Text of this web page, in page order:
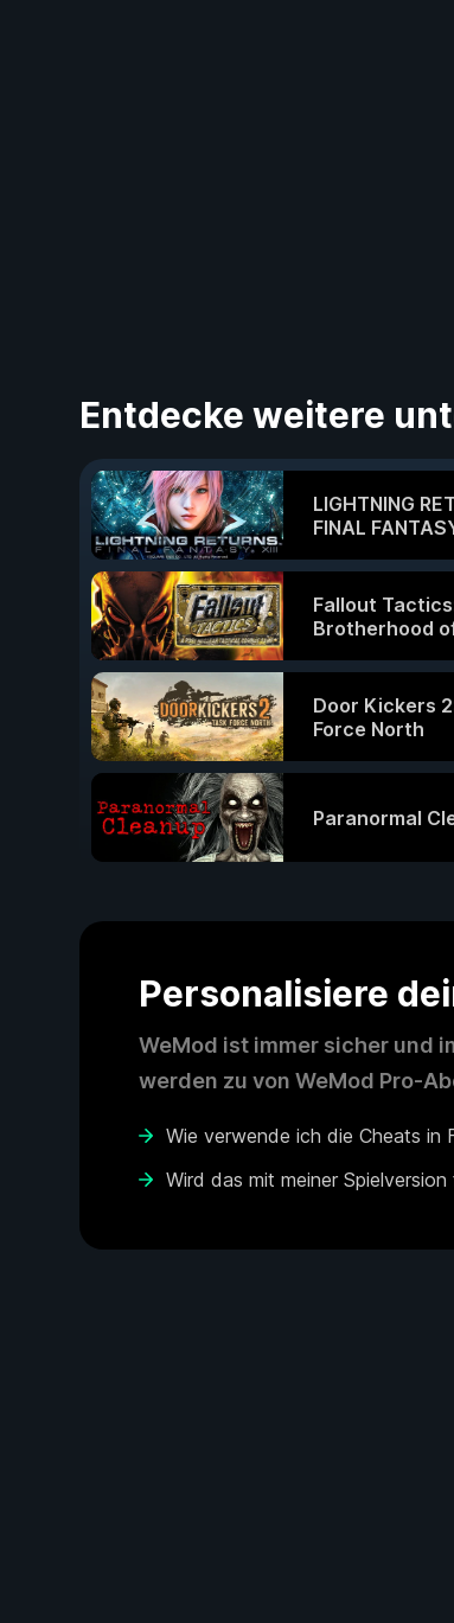
Entdecke weitere
LIGHTNING
FINAL
Fallout
Brotherhood
Door Kickers
Force North
Paranormal
Personalisiere
WeMod ist immer sicher und
werden zu von WeMod Pro-
Wie verwende ich die Cheats in
Wird das mit meiner